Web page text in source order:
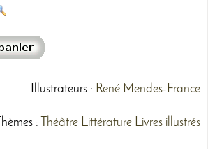
Illustrateurs: René Mendes-France
Thèmes: Théâtre Littérature Livres illustrés